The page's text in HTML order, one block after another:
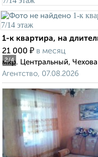
2/4
1-к квартира, на
21 000 ₽ в месяц
мкр. Центральный, Чехова
Агентство, 07.08.2026